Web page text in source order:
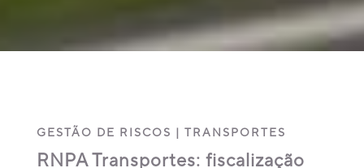
GESTÃO DE RISCOS | TRANSPORTES
RNPA Transportes: fiscalização